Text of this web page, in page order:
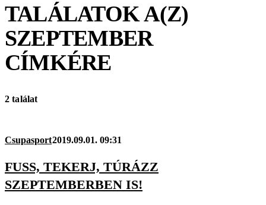
TALÁLATOK A(Z)
SZEPTEMBER
CÍMKÉRE
2 találat
Csupasport2019.09.01. 09:31
FUSS, TEKERJ, TÚRÁZZ
SZEPTEMBERBEN IS!